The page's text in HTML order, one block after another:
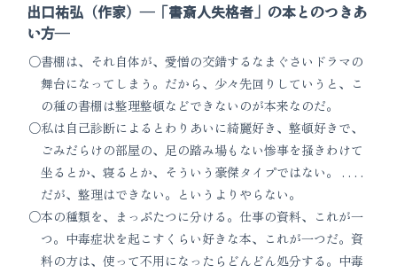
出口祐弘（作家）―「書斎人失格者」の本とのつきあ
い方―
書棚は、それ自体が、愛憎の交錯するなまぐさいドラマの
舞台になってしまう。だから、少々先回りしていうと、こ
の種の書棚は整理整頓などできないのが本来なのだ。
私は自己診断によるとわりあいに綺麗好き、整頓好きで、
ごみだらけの部屋の、足の踏み場もない惨事を掻きわけて
坐るとか、寝るとか、そういう豪傑タイプではない。 . . . .
だが、整理はできない。というよりやらない。
本の種類を、まっぷたつに分ける。仕事の資料、これが一
つ。中毒症状を起こすくらい好きな本、これが一つだ。資
料の方は、使って不用になったらどんどん処分する。中毒